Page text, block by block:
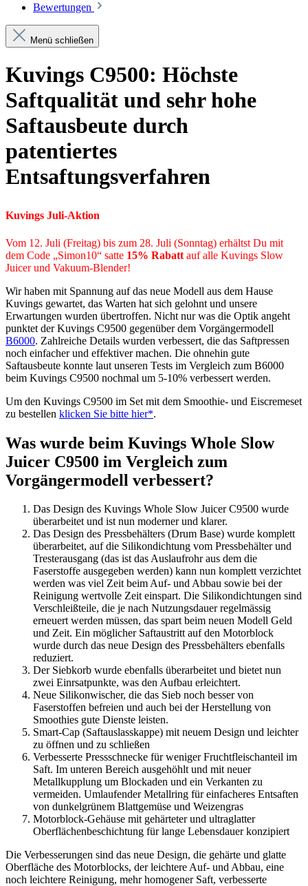
Bewertungen
Menü schließen
Kuvings C9500: Höchste
Saftqualität und sehr hohe
Saftausbeute durch
patentiertes
Entsaftungsverfahren
Kuvings Juli-Aktion
Vom 12. Juli (Freitag) bis zum 28. Juli (Sonntag) erhältst Du mit
dem Code „Simon10“ satte 15% Rabatt auf alle Kuvings Slow
Juicer und Vakuum-Blender!
Wir haben mit Spannung auf das neue Modell aus dem Hause
Kuvings gewartet, das Warten hat sich gelohnt und unsere
Erwartungen wurden übertroffen. Nicht nur was die Optik angeht
punktet der Kuvings C9500 gegenüber dem Vorgängermodell
B6000. Zahlreiche Details wurden verbessert, die das Saftpressen
noch einfacher und effektiver machen. Die ohnehin gute
Saftausbeute konnte laut unseren Tests im Vergleich zum B6000
beim Kuvings C9500 nochmal um 5-10% verbessert werden.
Um den Kuvings C9500 im Set mit dem Smoothie- und Eiscremeset
zu bestellen klicken Sie bitte hier*.
Was wurde beim Kuvings Whole Slow
Juicer C9500 im Vergleich zum
Vorgängermodell verbessert?
Das Design des Kuvings Whole Slow Juicer C9500 wurde
überarbeitet und ist nun moderner und klarer.
Das Design des Pressbehälters (Drum Base) wurde komplett
überarbeitet, auf die Silikondichtung vom Pressbehälter und
Tresterausgang (das ist das Auslaufrohr aus dem die
Faserstoffe ausgegeben werden) kann nun komplett verzichtet
werden was viel Zeit beim Auf- und Abbau sowie bei der
Reinigung wertvolle Zeit einspart. Die Silikondichtungen sind
Verschleißteile, die je nach Nutzungsdauer regelmässig
erneuert werden müssen, das spart beim neuen Modell Geld
und Zeit. Ein möglicher Saftaustritt auf den Motorblock
wurde durch das neue Design des Pressbehälters ebenfalls
reduziert.
Der Siebkorb wurde ebenfalls überarbeitet und bietet nun
zwei Einrsatpunkte, was den Aufbau erleichtert.
Neue Silikonwischer, die das Sieb noch besser von
Faserstoffen befreien und auch bei der Herstellung von
Smoothies gute Dienste leisten.
Smart-Cap (Saftauslasskappe) mit neuem Design und leichter
zu öffnen und zu schließen
Verbesserte Pressschnecke für weniger Fruchtfleischanteil im
Saft. Im unteren Bereich ausgehöhlt und mit neuer
Metallkupplung um Blockaden und ein Verkanten zu
vermeiden. Umlaufender Metallring für einfacheres Entsaften
von dunkelgrünem Blattgemüse und Weizengras
Motorblock-Gehäuse mit gehärteter und ultraglatter
Oberflächenbeschichtung für lange Lebensdauer konzipiert
Die Verbesserungen sind das neue Design, die gehärte und glatte
Oberfläche des Motorblocks, der leichtere Auf- und Abbau, eine
noch leichtere Reinigung, mehr homogener Saft, verbesserte